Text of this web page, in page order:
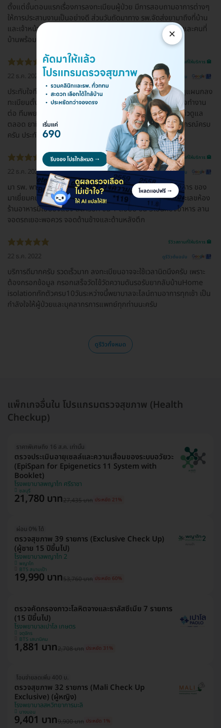
ตั้งแต่ขั้นตอนแรกเรื่องการลงทะเบียนผู้ป่วย มีการสอบถามอาการต่างๆ
ให้การประสานงานเป็นอย่างดี ส่วนวันถัดมาทาง รพ.จัดส่งยามาถึงที่บ้าน
และเจ้าหน้าที่มีการติดตามผลตลอดทั้งวัน ขอขอบคุณมาก ผมและคนที่
บ้านพร้อมเป็นกำลังใจให้เราจะผ่านวิกฤตนี้ไปด้วยกันครับ
รีวิวสถานที่ให้บริการ 🏥
22 ธ.ค. 2022 ดูรีวิวต้นฉบับ
ประทับใจทีมงานตั้งแต่ลงทะเบียน จนตอนนี้หายป่วยแล้ว น้องๆแผนกลง
ทะเบียนตั้งใจทำงานอย่างดี ถึงแม้จะมีผู้ปวยคอมเพลนก็ยังตั้งใจทำงาน
ต่อ ทีมพยาบาลติดตามอาการใส่ใจทุกวันเหมือนมีพยาบาลส่วนตัวดูแล
ตลอด ยาที่จ่ายให้ก็ไม่ได้มีแค่ฟาวิ มีทั้งแก้ไข แก้ไอ แก้แพ้ มีอุปกรณ์ครบ
ครัน ประทับใจมากครับ
รีวิวสถานที่ให้บริการ 🏥
22 ธ.ค. 2022 ดูรีวิวต้นฉบับ
มา รพ. พาผู้ป่วย ไปทางห้องฉุกเฉินตรวจคัดกรองโควิด เอาอาหาร ของ
มาเยี่ยมคนป่วย แวะหน้าตึกมีโต๊ะฝากของเยี่ยม เขี่ยนชื่อผป.และเลขห้อง
ร้านอาหารมีโอปองแปง สตาร์บัค ชั้น 1 ล๊อบบี้ ชั้น 3เป็นห้องอาหาร ลาน
จอดรถเยอะพอควร จอดด้านข้างและด้านหลังตึก
รีวิวสถานที่ให้บริการ 🏥
22 ธ.ค. 2022 ดูรีวิวต้นฉบับ
บริการดีมากครับ รวดเร็วมาก ลงทะเบียนอาจจะใช้เวลานิดนึงครับ เพราะ
ต้องกรอกข้อมูล กรอกเสร็จวัดไข้วัดความดันรอรับยากลับบ้านHome
isolationกักตัวครบ10วันระหว่างนี้พยาบาลจะไลน์ถามอาการทุกเช้า เป็น
กำลังใจให้ผู้ป่วยและบุคลากรการแพทย์ทุกท่านนะครับ
ดูรีวิวทั้งหมด
แพ็กเกจอื่นใน โปรแกรมตรวจสุขภาพ (Health
Checkup)
ราคาพิเศษถึง 16 ส.ค. เท่านั้น
ตรวจประเมินอายุเซลล์และความเสื่อมของระบบอวัยวะ
(EpiSpan for Epigenetics 11 System with
Booklet)
โรงพยาบาลพญาไท ศรีราชา
ชลบุรี
21,780 บาท27,435 บาท ประหยัด 21%
ผ่อน 0% ได้
ตรวจสุขภาพ 39 รายการ (Exclusive Check Up)
(ผู้ชาย 15 ปีขึ้นไป)
โรงพยาบาลพญาไท 2
พญาไท
BTS สนามเป้า
19,990 บาท53,760 บาท ประหยัด 60%
ตรวจคัดกรองภาวะโลหิตจางและธาลัสซีเมีย 7 รายการ
(15 ปีขึ้นไป)
โรงพยาบาลเปาโล เกษตร
จตุจักร
BTS เสนานิคม
1,881 บาท2,708 บาท ประหยัด 31%
โอนจ่ายลดเพิ่ม 400 บ.
ตรวจสุขภาพ 32 รายการ (Mali Check Up
Exclusive) (ผู้หญิง)
โรงพยาบาลสหวิทยาการมะลิ
บางบอน
9,401 บาท9,900 บาท ประหยัด 1%
×